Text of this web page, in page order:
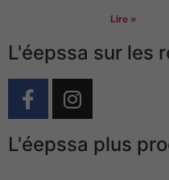
Lire »
L'éepssa sur les
L'éepssa plus